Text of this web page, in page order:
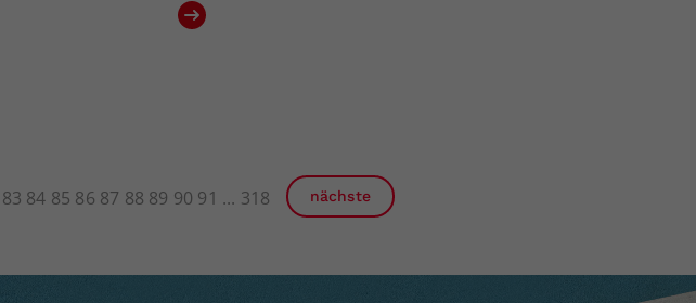
83 84 85 86 87 88 89 90 91 318 nächste